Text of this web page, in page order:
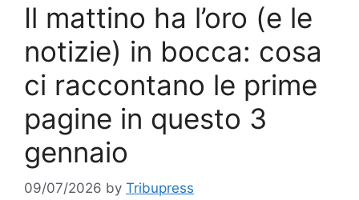
Il mattino ha l’oro (e le
notizie) in bocca: cosa
ci raccontano le prime
pagine in questo 3
gennaio
09/07/2026 by Tribupress